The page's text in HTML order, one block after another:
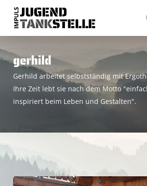
main
gerhild
Gerhild arbeitet selbstständig mit
Ihre Zeit lebt sie nach dem Motto
inspiriert beim Leben und Gestalten".
Genuss.Hand.Werk